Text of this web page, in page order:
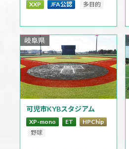
XXP JFA公認 多目的
可児市KYBスタジアム
岐阜県
XP-mono ET
HPChip
野球